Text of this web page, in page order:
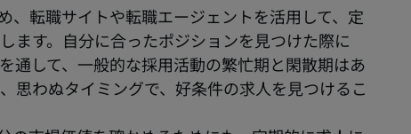
、転職サイトや転職エージェントを活用して、定
ます。自分に合ったポジションを見つけた際に
通して、一般的な採用活動の繁忙期と閑散期はあ
思わぬタイミングで、好条件の求人を見つけるこ